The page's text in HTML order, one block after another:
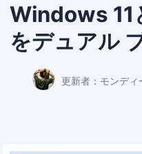
Windows
をデュアル
更新者： モンディ